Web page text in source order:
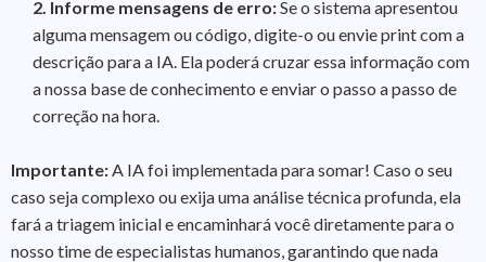
2. Informe mensagens de erro:Se o sistema apresentou
alguma mensagem ou código, digite-o ou envie print com a
descrição para a IA. Ela poderá cruzar essa informação com
a nossa base de conhecimento e enviar o passo a passo de
correção na hora.
Importante:A IA foi implementada para somar! Caso o seu
caso seja complexo ou exija uma análise técnica profunda, ela
fará a triagem inicial e encaminhará você diretamente para o
nosso time de especialistas humanos, garantindo que nada